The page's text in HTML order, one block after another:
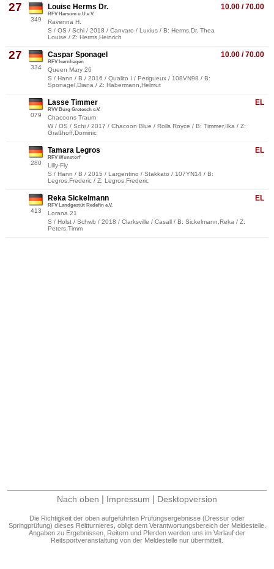
27
349
10.00 / 70.00
Louise Herms Dr.
RFV Harsum u.U.e.V.
Ravenna H.
S / OS / Schi / 2018 / Canvaro / Luxius / B: Herms,Dr. Thea
Louise / Z: Herms,Heinrich
27
334
10.00 / 70.00
Caspar Sponagel
RFV Isernhagen
Queen Mary 26
S / Hann / B / 2016 / Qualito I / Perigueux / 108VN98 / B:
Sponagel,Diana / Z: Habermann,Helmut
079
EL
Lasse Timmer
RVV Burg Gretesch e.V.
Chacoons Traum
W / OS / Schi / 2017 / Chacoon Blue / Rolls Royce / B: Timmer,Ilka / Z:
Graßhoff,Dominic
280
EL
Tamara Legros
RFV Wunstorf
Lilly-Fly
S / Hann / B / 2015 / Largentino / Stakkato / 107YN14 / B:
Legros,Frederic / Z: Legros,Frederic
413
EL
Reka Sickelmann
RFV Landgestüt Redefin e.V.
Lorana 21
S / Holst / Schwb / 2018 / Clarksville / Casall / B: Sickelmann,Reka / Z:
Peters,Timm
Nach oben | Impressum | Desktopversion
Die Richtigkeit der oben aufgeführten Prüfungsergebnisse (Dressur oder
Springprüfung) dieses Reitturnieres, obligt dem Verantwortungsbereich der Meldestelle.
Angaben zu Ergebnissen, Reitern und Pferden werden uns im Verlauf der
Reitsportveranstaltung von der Meldestelle nur übermittelt.